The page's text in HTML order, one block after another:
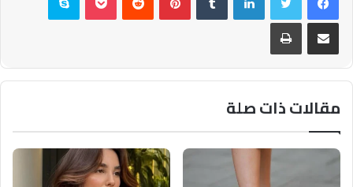
مشاركة عبر البريد طباعة
مقالات ذات صلة